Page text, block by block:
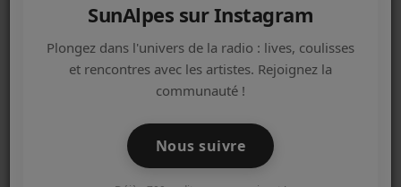
EQUIPE
ARTISTES
NOS PARTENAIRES
SunAlpes sur Instagram
Plongez dans l'univers de la radio : lives, coulisses
et rencontres avec les artistes. Rejoignez la
communauté !
Nous suivre